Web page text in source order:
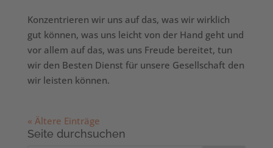
Konzentrieren wir uns auf das, was wir wirklich
gut können, was uns leicht von der Hand geht und
vor allem auf das, was uns Freude bereitet, tun
wir den Besten Dienst für unsere Gesellschaft den
wir leisten können.
« Ältere Einträge
Seite durchsuchen